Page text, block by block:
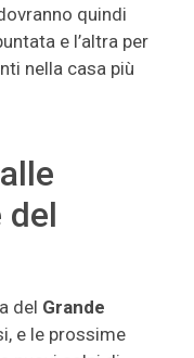
quindi
e l’altra per
nella casa più
del
del Grande
e le prossime